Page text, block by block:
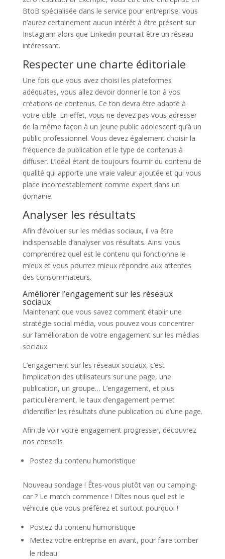
BtoB spécialisée dans le service pour entreprise, vous
n’aurez certainement aucun intérêt à être présent sur
Instagram alors que Linkedin pourrait être un réseau
intéressant.
Respecter une charte éditoriale
Une fois que vous avez choisi les plateformes
adéquates, vous allez devoir donner le ton à vos
créations de contenus. Ce ton devra être adapté à
votre cible. En effet, vous ne devez pas vous adresser
de la même façon à un jeune public adolescent qu’à un
public professionnel. Vous devez également choisir la
fréquence de publication et le type de contenus à
diffuser. L’idéal étant de toujours fournir du contenu de
qualité qui apporte une vraie valeur ajoutée et qui vous
place incontestablement comme expert dans un
domaine.
Analyser les résultats
Afin d’évoluer sur les médias sociaux, il va être
indispensable d’analyser vos résultats. Ainsi vous
comprendrez quel est le contenu qui fonctionne le
mieux et vous pourrez mieux répondre aux attentes
des consommateurs.
Améliorer l’engagement sur les réseaux
sociaux
Maintenant que vous savez comment établir une
stratégie social média, vous pouvez vous concentrer
sur l’amélioration de votre engagement sur les médias
sociaux.
L’engagement sur les réseaux sociaux, c’est
l’implication des utilisateurs sur une page, une
publication, un groupe… L’engagement, et plus
particulièrement, le taux d’engagement permet
d’identifier les résultats d’une publication ou d’une page.
Afin de voir votre engagement progresser, découvrez
nos conseils
Postez du contenu humoristique
Nouveau sondage ! Êtes-vous plutôt van ou camping-
car ? Le match commence ! Dîtes nous quel est le
véhicule que vous préférez et surtout pourquoi !
Postez du contenu humoristique
Mettez votre entreprise en avant, pour faire tomber
le rideau